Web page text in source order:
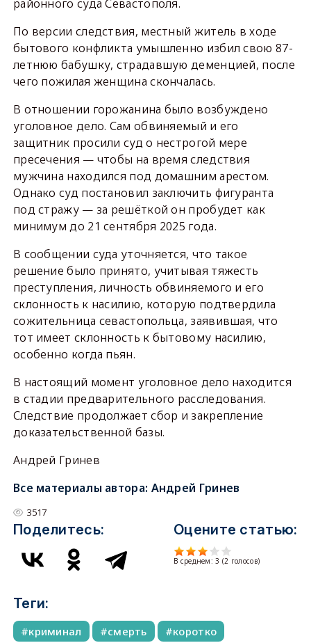
районного суда Севастополя.
По версии следствия, местный житель в ходе
бытового конфликта умышленно избил свою 87-
летнюю бабушку, страдавшую деменцией, после
чего пожилая женщина скончалась.
В отношении горожанина было возбуждено
уголовное дело. Сам обвиняемый и его
защитник просили суд о нестрогой мере
пресечения — чтобы на время следствия
мужчина находился под домашним арестом.
Однако суд постановил заключить фигуранта
под стражу — за решёткой он пробудет как
минимум до 21 сентября 2025 года.
В сообщении суда уточняется, что такое
решение было принято, учитывая тяжесть
преступления, личность обвиняемого и его
склонность к насилию, которую подтвердила
сожительница севастопольца, заявившая, что
тот имеет склонность к бытовому насилию,
особенно когда пьян.
В настоящий момент уголовное дело находится
в стадии предварительного расследования.
Следствие продолжает сбор и закрепление
доказательственной базы.
Андрей Гринев
Все материалы автора: Андрей Гринев
3517
Поделитесь: Оцените статью:
В среднем:3 (2 голосов)
Теги:
криминал смерть коротко